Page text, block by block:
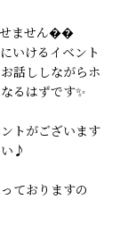
せません��
いけるイベント
話ししながらホ
るはずです✨
トがございます
♪
ておりますの